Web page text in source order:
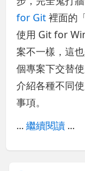
for Git裡面的
使用 Git for
案不一樣，這
個專案下交替
介紹各種不同
事項。
...繼續閱讀 ...